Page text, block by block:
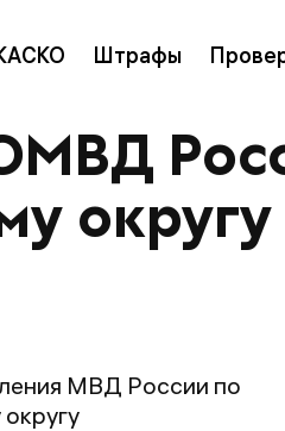
Штрафы
округу
МВД России по